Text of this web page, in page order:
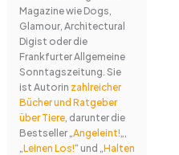
Magazine wie Dogs,
Glamour, Architectural
Digist oder die
Frankfurter Allgemeine
Sonntagszeitung. Sie
ist Autorin zahlreicher
Bücher und Ratgeber
über Tiere, darunter die
Bestseller „Angeleint!„,
„Leinen Los!“ und „Halten